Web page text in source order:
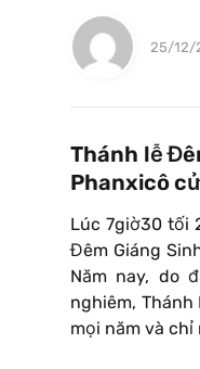
25/12/
Thánh lễ
Phanxicô
Lúc 7giờ30 tối
Đêm Giáng
Năm nay, do
nghiêm,
mọi năm và